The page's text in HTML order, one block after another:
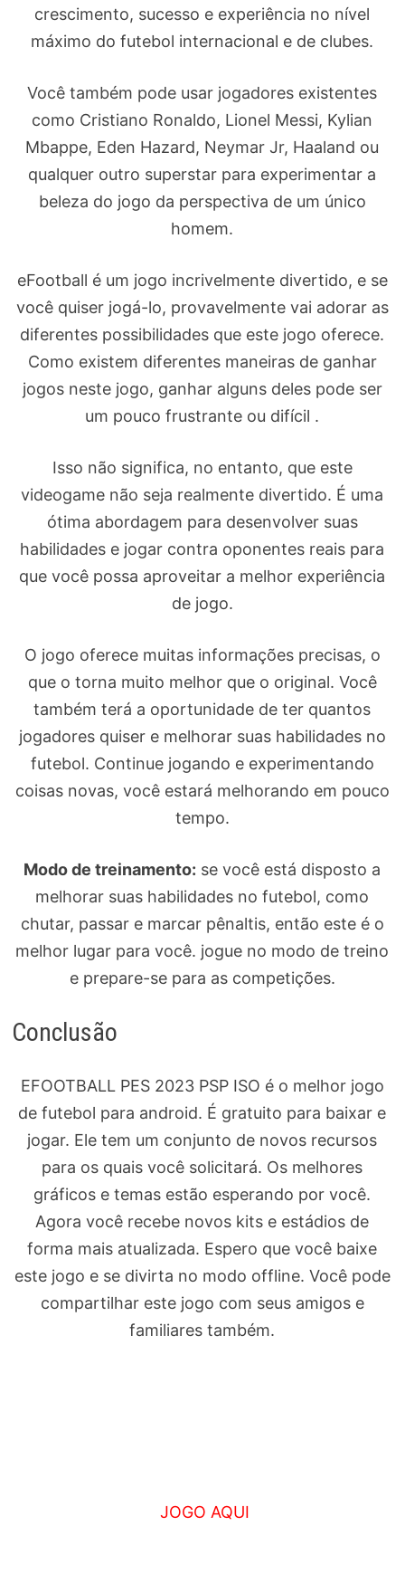
crescimento, sucesso e experiência no nível
máximo do futebol internacional e de clubes.
Você também pode usar jogadores existentes
como Cristiano Ronaldo, Lionel Messi, Kylian
Mbappe, Eden Hazard, Neymar Jr, Haaland ou
qualquer outro superstar para experimentar a
beleza do jogo da perspectiva de um único
homem.
eFootball é um jogo incrivelmente divertido, e se
você quiser jogá-lo, provavelmente vai adorar as
diferentes possibilidades que este jogo oferece.
Como existem diferentes maneiras de ganhar
jogos neste jogo, ganhar alguns deles pode ser
um pouco frustrante ou difícil .
Isso não significa, no entanto, que este
videogame não seja realmente divertido. É uma
ótima abordagem para desenvolver suas
habilidades e jogar contra oponentes reais para
que você possa aproveitar a melhor experiência
de jogo.
O jogo oferece muitas informações precisas, o
que o torna muito melhor que o original. Você
também terá a oportunidade de ter quantos
jogadores quiser e melhorar suas habilidades no
futebol. Continue jogando e experimentando
coisas novas, você estará melhorando em pouco
tempo.
Modo de treinamento: se você está disposto a
melhorar suas habilidades no futebol, como
chutar, passar e marcar pênaltis, então este é o
melhor lugar para você. jogue no modo de treino
e prepare-se para as competições.
Conclusão
EFOOTBALL PES 2023 PSP ISO é o melhor jogo
de futebol para android. É gratuito para baixar e
jogar. Ele tem um conjunto de novos recursos
para os quais você solicitará. Os melhores
gráficos e temas estão esperando por você.
Agora você recebe novos kits e estádios de
forma mais atualizada. Espero que você baixe
este jogo e se divirta no modo offline. Você pode
compartilhar este jogo com seus amigos e
familiares também.
JOGO AQUI